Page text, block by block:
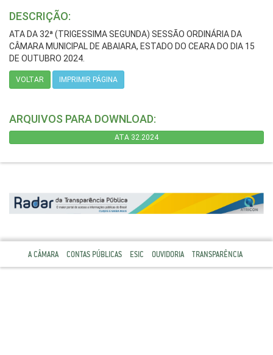
DESCRIÇÃO:
ATA DA 32ª (TRIGESSIMA SEGUNDA) SESSÃO ORDINÁRIA DA
CÂMARA MUNICIPAL DE ABAIARA, ESTADO DO CEARA DO DIA 15
DE OUTUBRO 2024.
VOLTAR IMPRIMIR PÁGINA
ARQUIVOS PARA DOWNLOAD:
ATA 32.2024
A CÂMARA CONTAS PÚBLICAS ESIC OUVIDORIA TRANSPARÊNCIA